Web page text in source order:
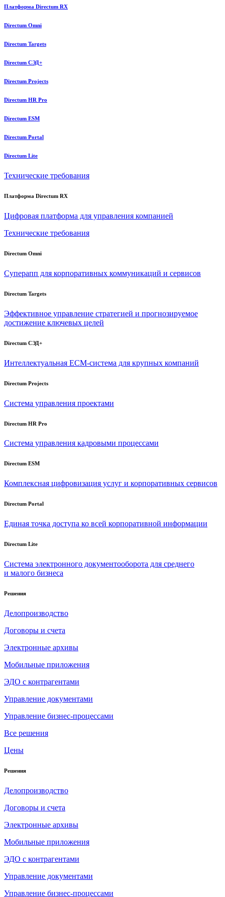
Платформа Directum RX
Directum Omni
Directum Targets
Directum СЭД+
Directum Projects
Directum HR Pro
Directum ESM
Directum Portal
Directum Lite
Технические требования
Платформа Directum RX
Цифровая платформа для управления компанией
Технические требования
Directum Omni
Суперапп для корпоративных коммуникаций и сервисов
Directum Targets
Эффективное управление стратегией и прогнозируемое
достижение ключевых целей
Directum СЭД+
Интеллектуальная ECM-система для крупных компаний
Directum Projects
Система управления проектами
Directum HR Pro
Система управления кадровыми процессами
Directum ESM
Комплексная цифровизация услуг и корпоративных сервисов
Directum Portal
Единая точка доступа ко всей корпоративной информации
Directum Lite
Система электронного документооборота для среднего
и малого бизнеса
Решения
Делопроизводство
Договоры и счета
Электронные архивы
Мобильные приложения
ЭДО с контрагентами
Управление документами
Управление бизнес-процессами
Все решения
Цены
Решения
Делопроизводство
Договоры и счета
Электронные архивы
Мобильные приложения
ЭДО с контрагентами
Управление документами
Управление бизнес-процессами